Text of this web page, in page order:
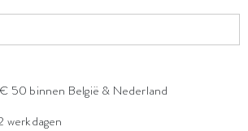
50 binnen België & Nederland
werkdagen